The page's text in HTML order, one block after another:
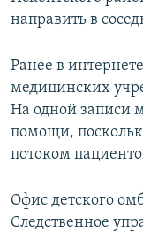
направить в
Ранее в
медицинских
На одной записи
помощи,
потоком
Офис детского
Следственное